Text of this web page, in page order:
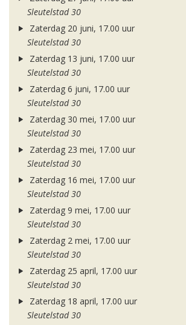
Sleutelstad 30
Zaterdag 20 juni, 17.00 uur
Sleutelstad 30
Zaterdag 13 juni, 17.00 uur
Sleutelstad 30
Zaterdag 6 juni, 17.00 uur
Sleutelstad 30
Zaterdag 30 mei, 17.00 uur
Sleutelstad 30
Zaterdag 23 mei, 17.00 uur
Sleutelstad 30
Zaterdag 16 mei, 17.00 uur
Sleutelstad 30
Zaterdag 9 mei, 17.00 uur
Sleutelstad 30
Zaterdag 2 mei, 17.00 uur
Sleutelstad 30
Zaterdag 25 april, 17.00 uur
Sleutelstad 30
Zaterdag 18 april, 17.00 uur
Sleutelstad 30